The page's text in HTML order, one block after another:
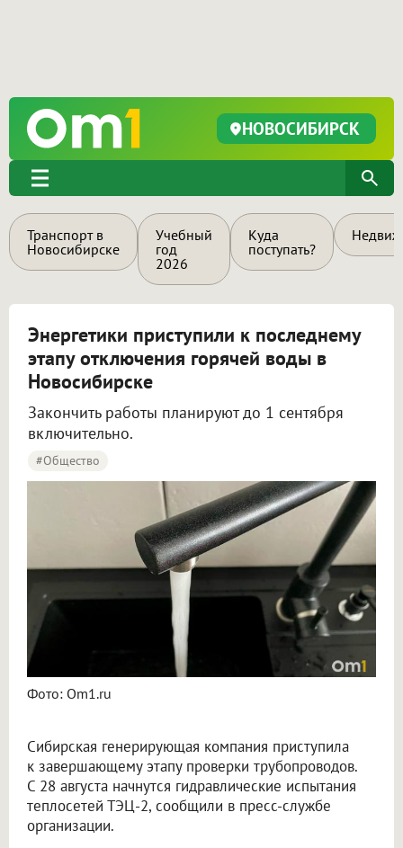
НОВОСИБИРСК
Транспорт в
Новосибирске
Учебный
год
2026
Куда
поступать?
Энергетики приступили к последнему
этапу отключения горячей воды в
Новосибирске
Закончить работы планируют до 1 сентября
включительно.
#Общество
Фото: Om1.ru
Сибирская генерирующая компания приступила
к завершающему этапу проверки трубопроводов.
С 28 августа начнутся гидравлические испытания
теплосетей ТЭЦ-2, сообщили в пресс-службе
организации.